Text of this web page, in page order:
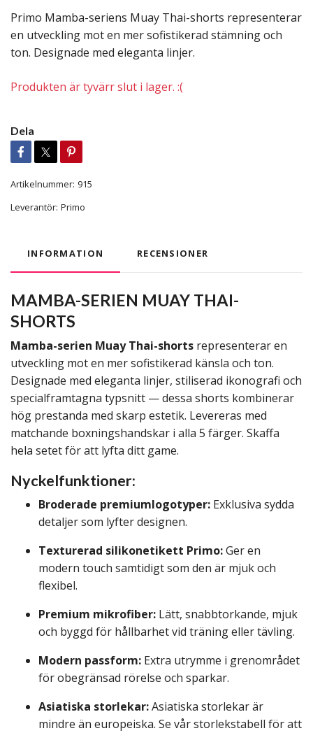
Primo Mamba-seriens Muay Thai-shorts representerar
en utveckling mot en mer sofistikerad stämning och
ton. Designade med eleganta linjer.
Produkten är tyvärr slut i lager. :(
Dela
Artikelnummer: 915
Leverantör: Primo
INFORMATION RECENSIONER
MAMBA-SERIEN MUAY THAI-
SHORTS
Mamba-serien Muay Thai-shorts representerar en
utveckling mot en mer sofistikerad känsla och ton.
Designade med eleganta linjer, stiliserad ikonografi och
specialframtagna typsnitt — dessa shorts kombinerar
hög prestanda med skarp estetik. Levereras med
matchande boxningshandskar i alla 5 färger. Skaffa
hela setet för att lyfta ditt game.
Nyckelfunktioner:
Broderade premiumlogotyper: Exklusiva sydda
detaljer som lyfter designen.
Texturerad silikonetikett Primo:Ger en
modern touch samtidigt som den är mjuk och
flexibel.
Premium mikrofiber: Lätt, snabbtorkande, mjuk
och byggd för hållbarhet vid träning eller tävling.
Modern passform: Extra utrymme i grenområdet
för obegränsad rörelse och sparkar.
Asiatiska storlekar:Asiatiska storlekar är
mindre än europeiska. Se vår storlekstabell för att